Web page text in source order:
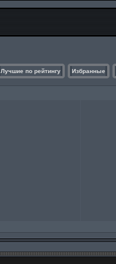
Лучшие по рейтингу Избранные